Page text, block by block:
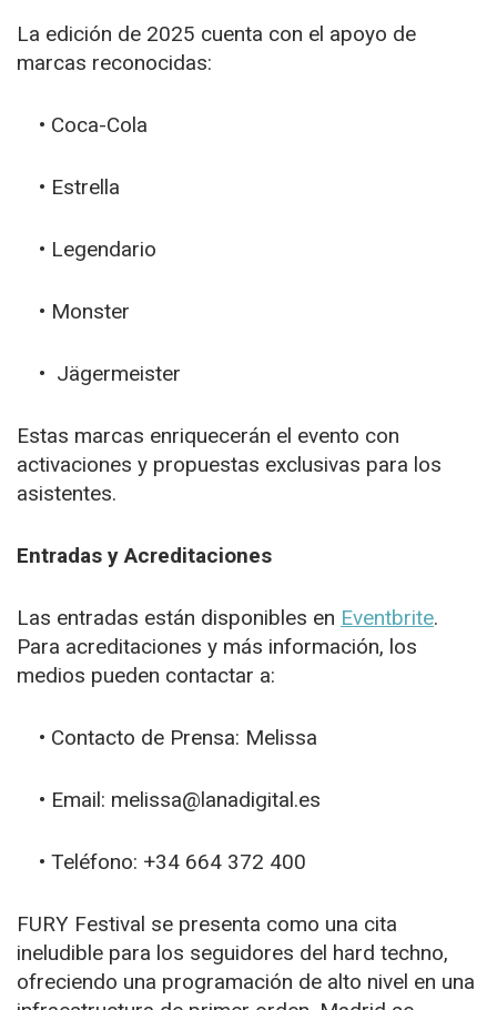
La edición de 2025 cuenta con el apoyo de
marcas reconocidas:
• Coca-Cola
• Estrella
• Legendario
• Monster
• Jägermeister
Estas marcas enriquecerán el evento con
activaciones y propuestas exclusivas para los
asistentes.
Entradas y Acreditaciones
Las entradas están disponibles en Eventbrite.
Para acreditaciones y más información, los
medios pueden contactar a:
• Contacto de Prensa: Melissa
• Email: melissa@lanadigital.es
• Teléfono: +34 664 372 400
FURY Festival se presenta como una cita
ineludible para los seguidores del hard techno,
ofreciendo una programación de alto nivel en una